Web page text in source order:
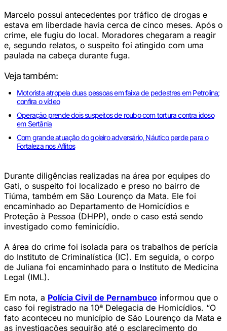
Marcelo possui antecedentes por tráfico de drogas e
estava em liberdade havia cerca de cinco meses. Após o
crime, ele fugiu do local. Moradores chegaram a reagir
e, segundo relatos, o suspeito foi atingido com uma
paulada na cabeça durante fuga.
Veja também:
Motorista atropela duas pessoas em faixa de pedestres em Petrolina;
confira o vídeo
Operação prende dois suspeitos de roubo com tortura contra idoso
em Sertânia
Com grande atuação do goleiro adversário, Náutico perde para o
Fortaleza nos Aflitos
Durante diligências realizadas na área por equipes do
Gati, o suspeito foi localizado e preso no bairro de
Tiúma, também em São Lourenço da Mata. Ele foi
encaminhado ao Departamento de Homicídios e
Proteção à Pessoa (DHPP), onde o caso está sendo
investigado como feminicídio.
A área do crime foi isolada para os trabalhos de perícia
do Instituto de Criminalística (IC). Em seguida, o corpo
de Juliana foi encaminhado para o Instituto de Medicina
Legal (IML).
Em nota, a Polícia Civil de Pernambuco informou que o
caso foi registrado na 10ª Delegacia de Homicídios. “O
fato aconteceu no município de São Lourenço da Mata e
as investigações seguirão até o esclarecimento do